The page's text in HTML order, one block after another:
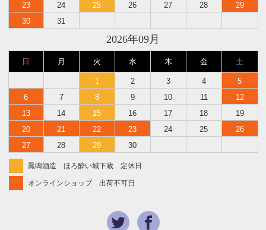
23
24 25 26 27 28
29
30
31
2026年09月
日 月 火 水 木 金 土
1 2 3 4
5
6
7 8 9 10 11
12
13
14 15 16 17 18
19
20
21 22 23 24 25
26
27
28 29 30
鳳鳴酒造 ほろ酔い城下蔵 定休日
オンラインショップ 出荷不可日